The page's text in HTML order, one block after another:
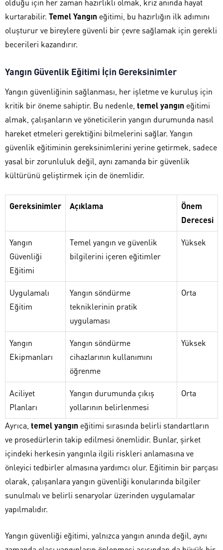
olduğu için her zaman hazırlıklı olmak, kriz anında hayat
kurtarabilir. Temel Yangın eğitimi, bu hazırlığın ilk adımını
oluşturur ve bireylere güvenli bir çevre sağlamak için gerekli
becerileri kazandırır.
Yangın Güvenlik Eğitimi İçin Gereksinimler
Yangın güvenliğinin sağlanması, her işletme ve kuruluş için
kritik bir öneme sahiptir. Bu nedenle, temel yangın eğitimi
almak, çalışanların ve yöneticilerin yangın durumunda nasıl
hareket etmeleri gerektiğini bilmelerini sağlar. Yangın
güvenlik eğitiminin gereksinimlerini yerine getirmek, sadece
yasal bir zorunluluk değil, aynı zamanda bir güvenlik
kültürünü geliştirmek için de önemlidir.
Gereksinimler Açıklama
Önem
Derecesi
Yangın
Güvenliği
Eğitimi
Temel yangın ve güvenlik
bilgilerini içeren eğitimler
Yüksek
Uygulamalı
Eğitim
Yangın söndürme
tekniklerinin pratik
uygulaması
Orta
Yangın
Ekipmanları
Yangın söndürme
cihazlarının kullanımını
öğrenme
Yüksek
Aciliyet
Planları
Yangın durumunda çıkış
yollarının belirlenmesi
Orta
Ayrıca, temel yangın eğitimi sırasında belirli standartların
ve prosedürlerin takip edilmesi önemlidir. Bunlar, şirket
içindeki herkesin yangınla ilgili riskleri anlamasına ve
önleyici tedbirler almasına yardımcı olur. Eğitimin bir parçası
olarak, çalışanlara yangın güvenliği konularında bilgiler
sunulmalı ve belirli senaryolar üzerinden uygulamalar
yapılmalıdır.
Yangın güvenliği eğitimi, yalnızca yangın anında değil, aynı